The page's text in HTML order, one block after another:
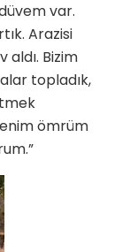
var.
Arazisi
aldı. Bizim
topladık,
ömrüm